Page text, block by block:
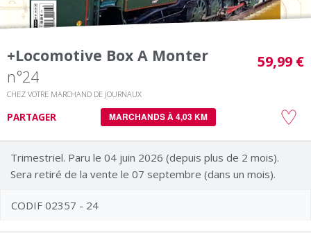
+locomotive Box A Monter
n°24
CHEZ VOTRE MARCHAND DE JOURNAUX
59,99 €
PARTAGER MARCHANDS À 4,03 KM
Trimestriel. Paru le 04 juin 2026 (depuis plus de 2 mois).
Sera retiré de la vente le 07 septembre (dans un mois).
CODIF 02357 - 24